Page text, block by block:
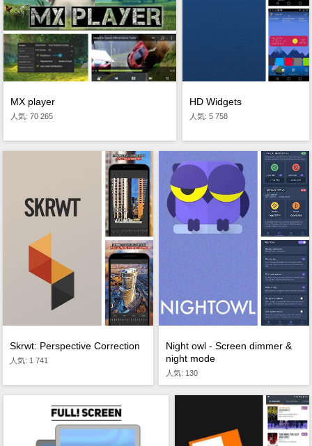
MX player
人気: 70 265
HD Widgets
人気: 5 758
Skrwt: Perspective Correction
人気: 1 741
Night owl - Screen dimmer &
night mode
人気: 130